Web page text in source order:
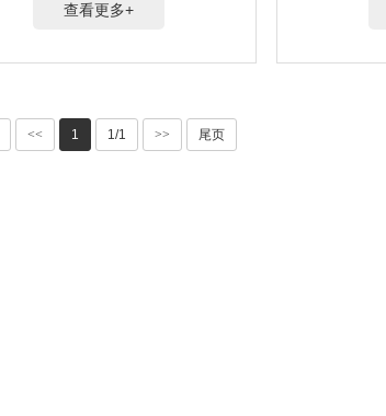
查看更多+
<< 1 1/1 >> 尾页